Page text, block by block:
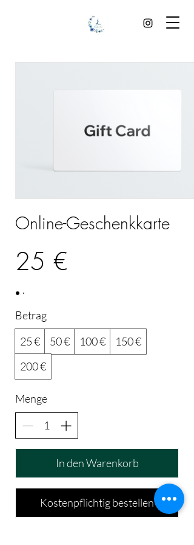
Online-Geschenkkarte
25 €
Betrag
25 €
50 € 100 €
150 €
200 €
Menge
In den Warenkorb
Kostenpflichtig bestellen